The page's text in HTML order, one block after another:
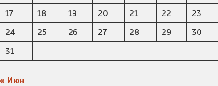
17
18 19 20 21 22
23
24
25 26 27 28 29
30
31
« Июн